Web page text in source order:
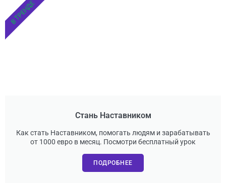
Стань Наставником
Как стать Наставником, помогать людям и зарабатывать
от 1000 евро в месяц. Посмотри бесплатный урок
ПОДРОБНЕЕ
В ТРЕНДЕ